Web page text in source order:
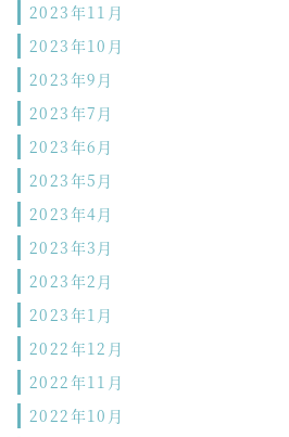
2023年11月
2023年10月
2023年9月
2023年7月
2023年6月
2023年5月
2023年4月
2023年3月
2023年2月
2023年1月
2022年12月
2022年11月
2022年10月